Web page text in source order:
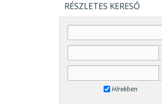
RÉSZLETES KERESŐ
Hírekben